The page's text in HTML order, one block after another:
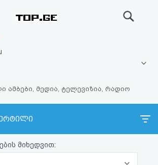
ამბები, მედია, ტელევიზია, რადიო
მიხედვით: